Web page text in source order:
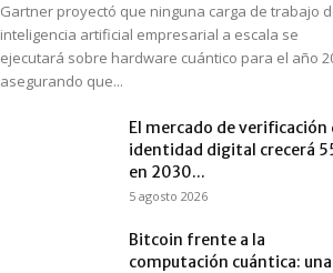
Gartner proyectó que ninguna carga de trabajo
inteligencia artificial empresarial a escala se
ejecutará sobre hardware cuántico para el año
asegurando que...
El mercado de verificación
identidad digital crecerá
en 2030...
5 agosto 2026
Bitcoin frente a la
computación cuántica: una